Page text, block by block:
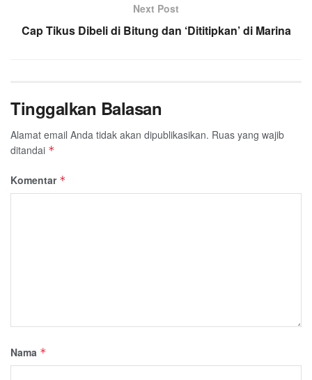
Next Post
Cap Tikus Dibeli di Bitung dan ‘Dititipkan’ di Marina
Tinggalkan Balasan
Alamat email Anda tidak akan dipublikasikan. Ruas yang wajib
ditandai *
Komentar *
Nama *